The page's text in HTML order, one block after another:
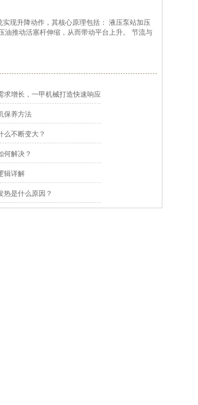
现升降动作，其核心原理包括： 液压泵站加压
推动活塞杆伸缩，从而带动平台上升。 节流与
求增长，一甲机械打造快速响应
保养方法
么不断变大？
何解决？
辑详解
热是什么原因？